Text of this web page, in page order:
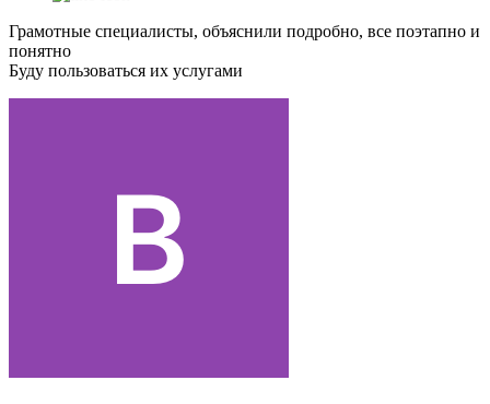
Грамотные специалисты, объяснили подробно, все поэтапно и
понятно
Буду пользоваться их услугами